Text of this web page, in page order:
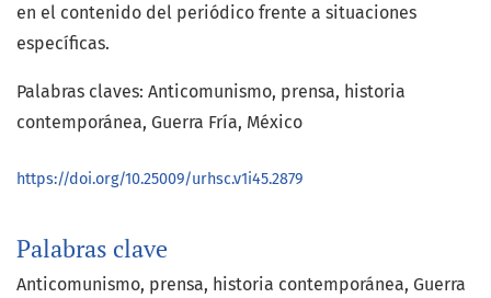
Palabras clave
Anticomunismo, prensa, historia contemporánea, Guerra
en el contenido del periódico frente a situaciones
específicas.
Palabras claves: Anticomunismo, prensa, historia
contemporánea, Guerra Fría, México
https://doi.org/10.25009/urhsc.v1i45.2879